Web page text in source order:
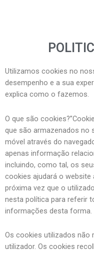
Utilizamos cookies no
desempenho e a sua
explica como o fazemos.
O que são
que são armazenados no
móvel através do
apenas informação
incluindo, como tal, os
cookies ajudará o
próxima vez que o
nesta política para referir
informações desta forma.
Os cookies utilizados não
utilizador. Os cookies